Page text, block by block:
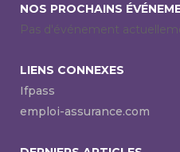
NOS PROCHAINS
Pas d'événement
LIENS CONNEXES
Ifpass
emploi-assurance.com